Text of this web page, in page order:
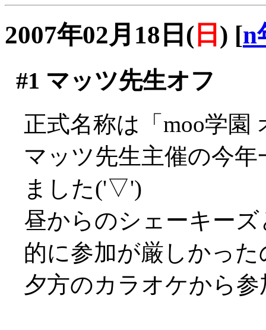
2007年02月18日( 日 ) [n
#1 マッツ先生オフ
正式名称は「moo学園
マッツ先生主催の今
ました('▽')
昼からのシェーキー
的に参加が厳しかっ
夕方のカラオケから